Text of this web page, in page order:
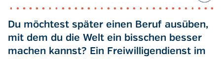
Du möchtest später einen Beruf ausüben,
mit dem du die Welt ein bisschen besser
machen kannst? Ein Freiwilligendienst im